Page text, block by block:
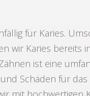
für Karies.
wir Karies
ist eine
Schäden für